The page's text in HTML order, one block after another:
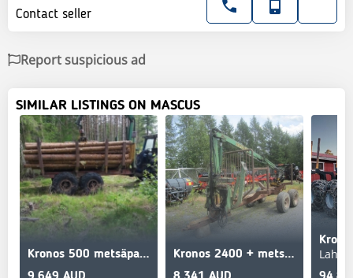
Contact seller
Report suspicious ad
SIMILAR LISTINGS ON MASCUS
Kronos 500 metsäpaketti
Kronos 2400 + metsävaunu
Lahti